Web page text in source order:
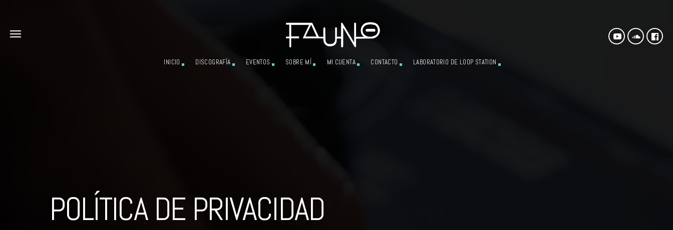
INICIO DISCOGRAFÍA EVENTOS SOBRE MÍ MI CUENTA CONTACTO LABORATORIO DE LOOP STATION
POLÍTICA DE PRIVACIDAD